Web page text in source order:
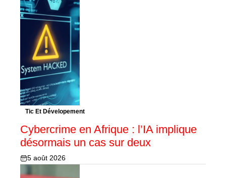
Tic Et Dévelopement
Cybercrime en Afrique : l’IA implique
désormais un cas sur deux
5 août 2026